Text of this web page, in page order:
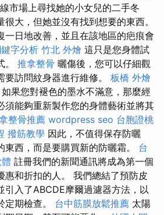
市場上尋找她的小女兒的二手冬
大，但她並沒有找到想要的東西。
一日地改善，並且在該地區的疤痕會
字分析 竹北 外燴 這只是您身體試
。 推拿整骨 曬傷後，您可以仔細觀
訪問紋身器進行維修。 板橋 外燴
如果您對褪色的墨水不滿意，那麼經
須能夠重新製作您的身體藝術並將其
整骨推薦 wordpress seo 台胞證桃
撥筋教學 因此，不值得保存防曬
西，而是要購買新的防曬霜。 台
註冊我們的新聞通訊將成為第一個
惠和折扣的人。 我們總結了預防皮
引入了ABCDE摩爾過濾器方法，以
定期檢查。 台中筋膜放鬆推薦 太陽